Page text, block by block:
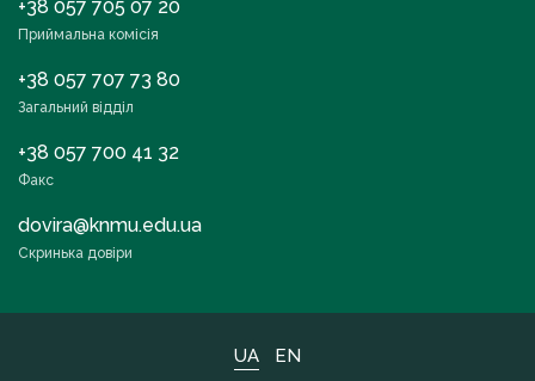
+38 057 705 07 20
Приймальна комісія
+38 057 707 73 80
Загальний відділ
+38 057 700 41 32
Факс
dovira@knmu.edu.ua
Скринька довіри
UA EN